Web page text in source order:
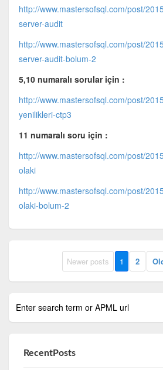
http://www.mastersofsql.com/post/
server-audit
http://www.mastersofsql.com/post/
server-audit-bolum-2
5,10 numaralı sorular için :
http://www.mastersofsql.com/post/
yenilikleri-ctp3
11 numaralı soru için :
http://www.mastersofsql.com/post/
olaki
http://www.mastersofsql.com/post/
olaki-bolum-2
Newer posts 1 2
RecentPosts